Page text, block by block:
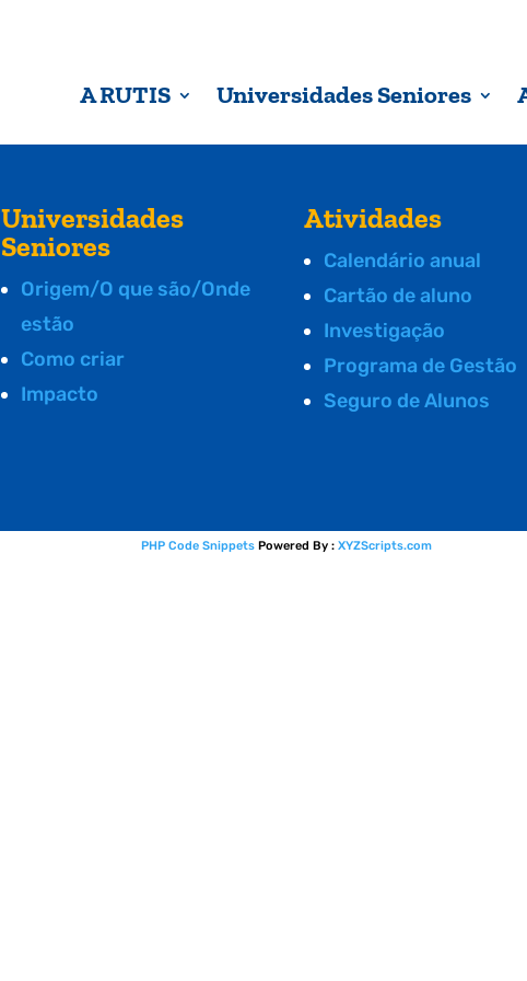
A RUTIS Universidades Seniores
Universidades
Seniores
Origem/O que são/Onde
estão
Como criar
Impacto
Atividades
Calendário anual
Cartão de aluno
Investigação
Programa de Gestão
Seguro de Alunos
PHP Code Snippets Powered By : XYZScripts.com